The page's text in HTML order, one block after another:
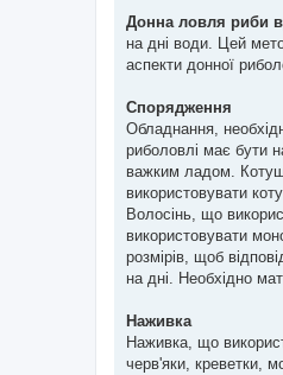
в
д
о
е
н
я
Донна ловля риби
на дні води. Цей
аспекти донної
Спорядження
Обладнання,
риболовлі має бути
важким ладом.
використовувати
Волосінь, що
використовувати
розмірів, щоб
на дні. Необхідно
Наживка
Наживка, що
черв'яки, креветки,